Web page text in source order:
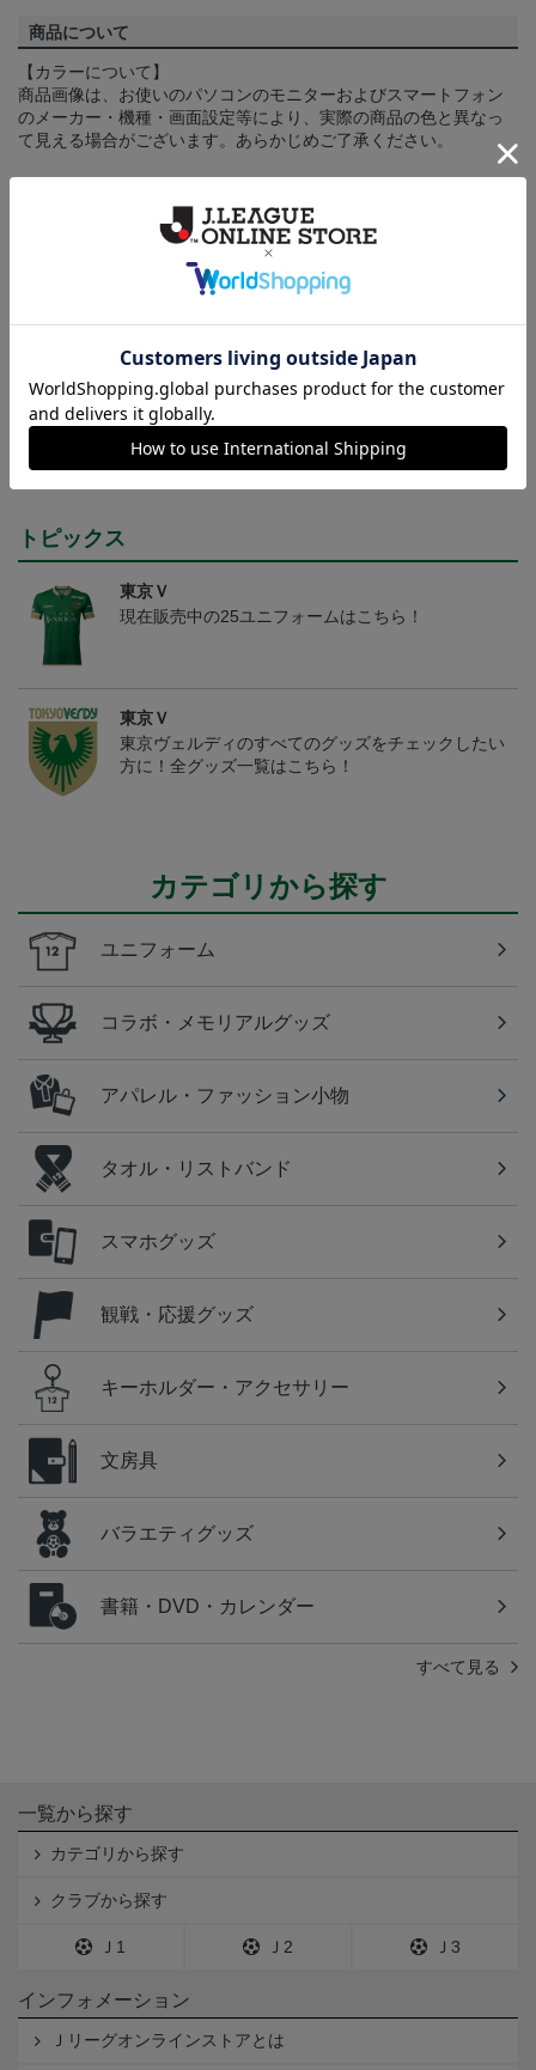
商品について
【カラーについて】
商品画像は、お使いのパソコンのモニターおよびスマートフォン
のメーカー・機種・画面設定等により、実際の商品の色と異なっ
て見える場合がございます。あらかじめご了承ください。
取り扱い商品によっては、パッケージやデザインなどの仕様が予
告なく変更になることがございます。
ギフト対応について
ヘルプページ
トピックス
東京Ｖ
現在販売中の25ユニフォームはこちら！
東京Ｖ
東京ヴェルディのすべてのグッズをチェックしたい
方に！全グッズ一覧はこちら！
カテゴリから探す
ユニフォーム
コラボ・メモリアルグッズ
アパレル・ファッション小物
タオル・リストバンド
スマホグッズ
観戦・応援グッズ
キーホルダー・アクセサリー
文房具
バラエティグッズ
書籍・DVD・カレンダー
すべて見る
一覧から探す
カテゴリから探す
クラブから探す
Ｊ1 Ｊ2 Ｊ3
インフォメーション
Ｊリーグオンラインストアとは